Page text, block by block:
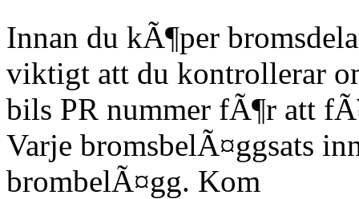
Innan du kÃ¶per
viktigt att du kontrollerar
bils PR nummer fÃ¶r att
Varje bromsbelÃ¤ggsats
brombelÃ¤gg. Kom